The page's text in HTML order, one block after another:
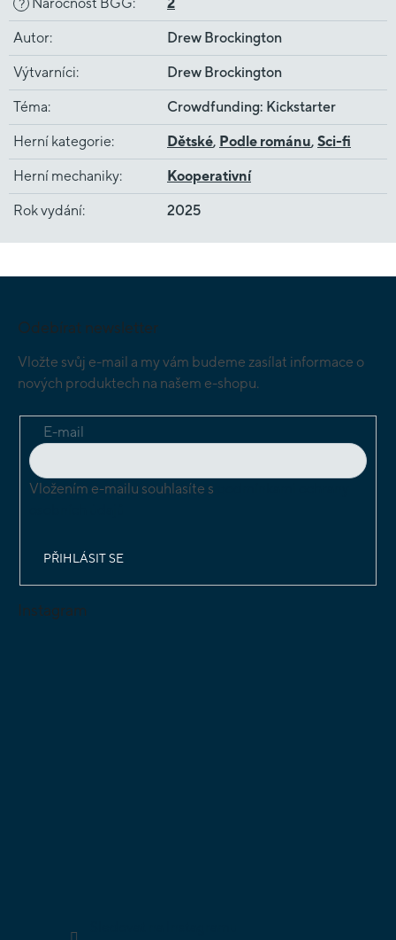
?
Autor: Drew Brockington
Výtvarníci: Drew Brockington
Téma: Crowdfunding: Kickstarter
Herní kategorie: Dětské, Podle románu, Sci-fi
Herní mechaniky: Kooperativní
Rok vydání: 2025
Odebírat newsletter
Vložte svůj e-mail a my vám budeme zasílat informace o
nových produktech na našem e-shopu.
E-mail
Vložením e-mailu souhlasíte s
PŘIHLÁSIT SE
Instagram